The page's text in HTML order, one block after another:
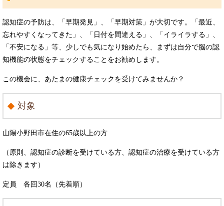
認知症の予防は、「早期発見」、「早期対策」が大切です。「最近、
忘れやすくなってきた」、「日付を間違える」、「イライラする」、
「不安になる」等、少しでも気になり始めたら、まずは自分で脳の認
知機能の状態をチェックすることをお勧めします。
この機会に、あたまの健康チェックを受けてみませんか？
対象
山陽小野田市在住の65歳以上の方
（原則、認知症の診断を受けている方、認知症の治療を受けている方
は除きます）
定員 各回30名（先着順）